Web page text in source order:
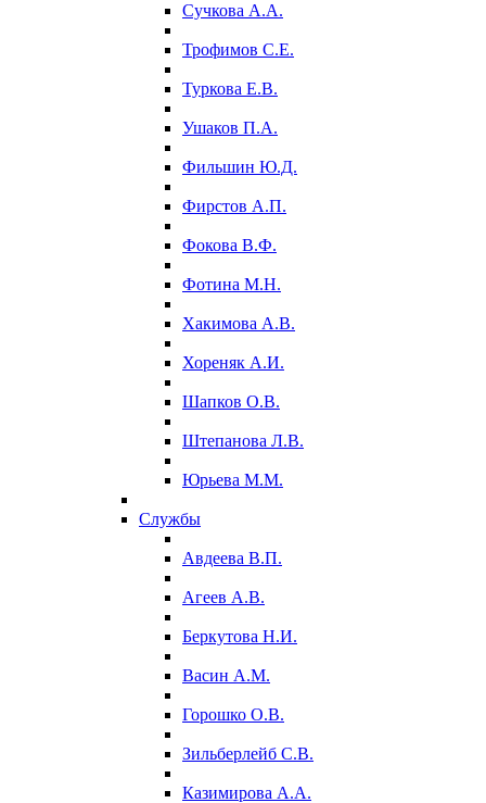
Сучкова А.А.
Трофимов С.Е.
Туркова Е.В.
Ушаков П.А.
Фильшин Ю.Д.
Фирстов А.П.
Фокова В.Ф.
Фотина М.Н.
Хакимова А.В.
Хореняк А.И.
Шапков О.В.
Штепанова Л.В.
Юрьева М.М.
Службы
Авдеева В.П.
Агеев А.В.
Беркутова Н.И.
Васин А.М.
Горошко О.В.
Зильберлейб С.В.
Казимирова А.А.